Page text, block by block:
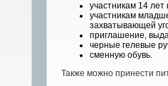
участникам 14
участникам
захватывающей
приглашение,
черные гелевые
сменную обувь.
Также можно принести